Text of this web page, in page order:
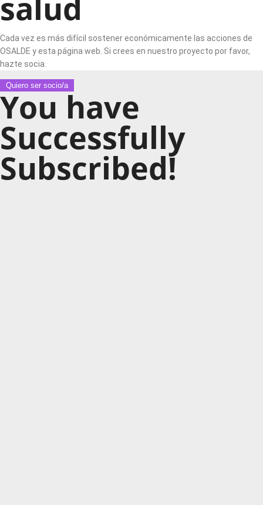
Cada vez es más difícil sostener económicamente las acciones de
OSALDE y esta página web. Si crees en nuestro proyecto por favor,
hazte socia.
Quiero ser socio/a
You have
Successfully
Subscribed!